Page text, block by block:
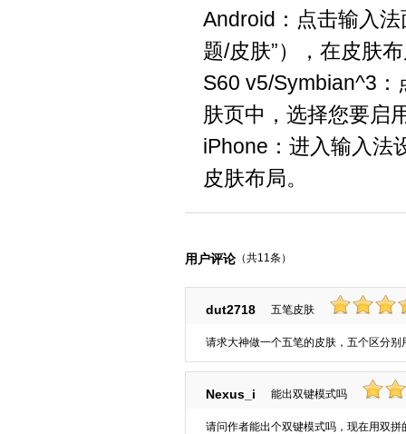
Android：点击输入法
题/皮肤”），在皮肤
S60 v5/Symbian^3：
肤页中，选择您要启
iPhone：进入输入法
皮肤布局。
用户评论 （共11条）
dut2718 五笔皮肤
请求大神做一个五笔的皮肤，五个区分
Nexus_i 能出双键模式吗
请问作者能出个双键模式吗，现在用双拼